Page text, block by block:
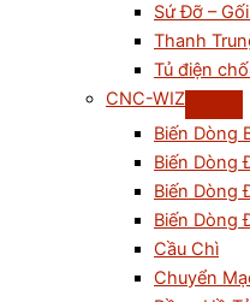
Sứ Đỡ –
Thanh
Tủ điện
CNC-WIZ
Biến Dòng
Biến Dòng
Biến Dòng
Biến Dòng
Cầu Chì
Chuyển